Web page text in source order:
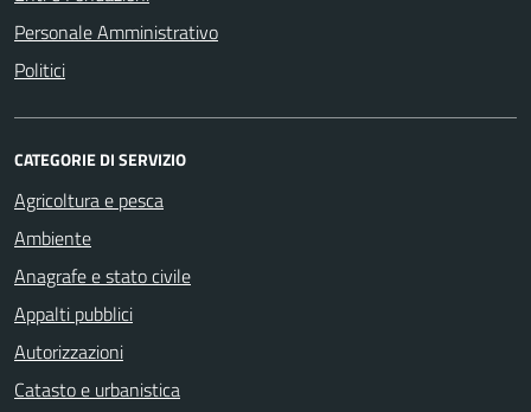
Personale Amministrativo
Politici
CATEGORIE DI SERVIZIO
Agricoltura e pesca
Ambiente
Anagrafe e stato civile
Appalti pubblici
Autorizzazioni
Catasto e urbanistica